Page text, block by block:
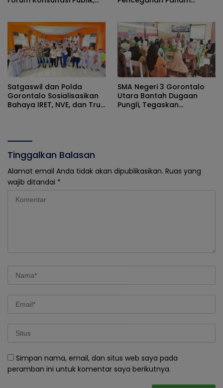
Pelayanan
Satgaswil dan Polda
Gorontalo Sosialisasikan
Bahaya IRET, NVE, dan True
SMA Negeri 3 Gorontalo
Utara Bantah Dugaan
Pungli, Tegaskan
Tinggalkan Balasan
Alamat email Anda tidak akan dipublikasikan. Ruas yang
wajib ditandai *
Simpan nama, email, dan situs web saya pada
peramban ini untuk komentar saya berikutnya.